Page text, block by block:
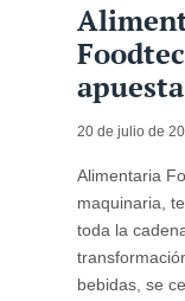
20 de julio de
Alimentaria
maquinaria,
toda la
bebidas, se